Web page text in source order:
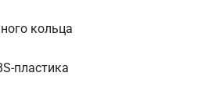
кольца
пластика